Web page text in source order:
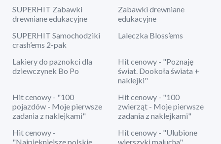
SUPERHIT Zabawki
drewniane edukacyjne
Zabawki drewniane
edukacyjne
SUPERHIT Samochodziki
crash’ems 2-pak
Laleczka Bloss’ems
Lakiery do paznokci dla
dziewczynek Bo Po
Hit cenowy - "Poznaję
świat. Dookoła świata +
naklejki"
Hit cenowy - "100
pojazdów - Moje pierwsze
zadania z naklejkami"
Hit cenowy - "100
zwierząt - Moje pierwsze
zadania z naklejkami"
Hit cenowy -
"Najpiękniejsze polskie
Hit cenowy - "Ulubione
wierszyki malucha"